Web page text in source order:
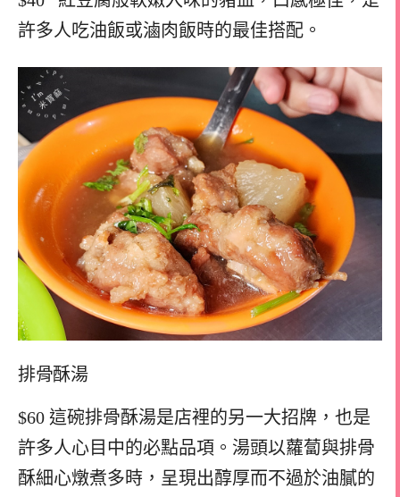
許多人吃油飯或滷肉飯時的最佳搭配。
排骨酥湯
$60 這碗排骨酥湯是店裡的另一大招牌，也是
許多人心目中的必點品項。湯頭以蘿蔔與排骨
酥細心燉煮多時，呈現出醇厚而不過於油膩的